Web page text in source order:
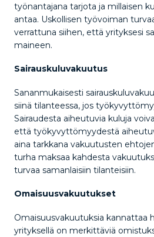
työnantajana tarjota ja millaisen
antaa. Uskollisen työvoiman
verrattuna siihen, että yrityksesi
maineen.
Sairauskuluvakuutus
Sananmukaisesti
siinä tilanteessa, jos
Sairaudesta aiheutuvia kuluja
että työkyvyttömyydestä
aina tarkkana vakuutusten
turha maksaa kahdesta
turvaa samanlaisiin tilanteisiin.
Omaisuusvakuutukset
Omaisuusvakuutuksia kannattaa
yrityksellä on merkittäviä